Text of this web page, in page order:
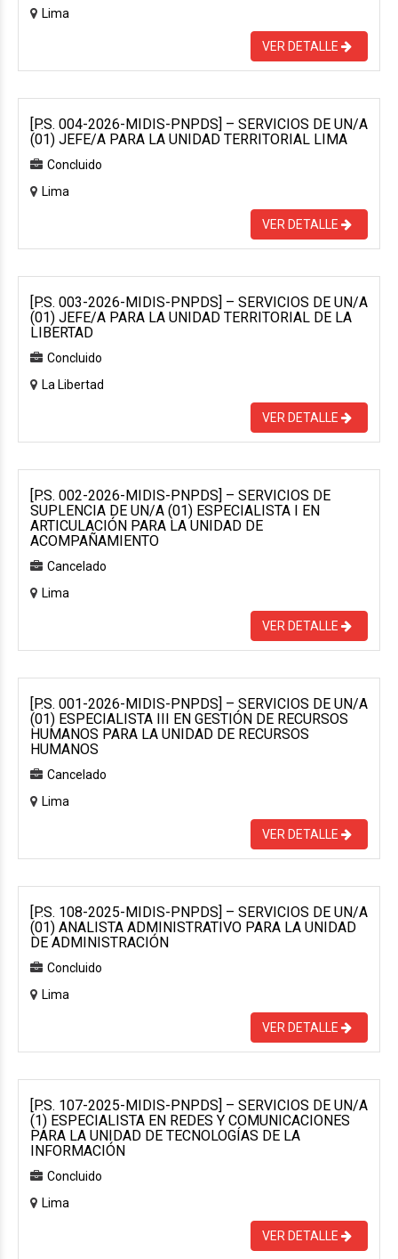
Lima
VER DETALLE
[P.S. 004-2026-MIDIS-PNPDS] – SERVICIOS DE UN/A
(01) JEFE/A PARA LA UNIDAD TERRITORIAL LIMA
Concluido
Lima
VER DETALLE
[P.S. 003-2026-MIDIS-PNPDS] – SERVICIOS DE UN/A
(01) JEFE/A PARA LA UNIDAD TERRITORIAL DE LA
LIBERTAD
Concluido
La Libertad
VER DETALLE
[P.S. 002-2026-MIDIS-PNPDS] – SERVICIOS DE
SUPLENCIA DE UN/A (01) ESPECIALISTA I EN
ARTICULACIÓN PARA LA UNIDAD DE
ACOMPAÑAMIENTO
Cancelado
Lima
VER DETALLE
[P.S. 001-2026-MIDIS-PNPDS] – SERVICIOS DE UN/A
(01) ESPECIALISTA III EN GESTIÓN DE RECURSOS
HUMANOS PARA LA UNIDAD DE RECURSOS
HUMANOS
Cancelado
Lima
VER DETALLE
[P.S. 108-2025-MIDIS-PNPDS] – SERVICIOS DE UN/A
(01) ANALISTA ADMINISTRATIVO PARA LA UNIDAD
DE ADMINISTRACIÓN
Concluido
Lima
VER DETALLE
[P.S. 107-2025-MIDIS-PNPDS] – SERVICIOS DE UN/A
(1) ESPECIALISTA EN REDES Y COMUNICACIONES
PARA LA UNIDAD DE TECNOLOGÍAS DE LA
INFORMACIÓN
Concluido
Lima
VER DETALLE